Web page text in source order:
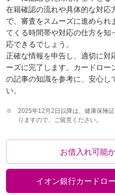
在籍確認の流れや具体的な対応
で、審査をスムーズに進められ
てくる時間帯や対応の仕方を知
応できるでしょう。
正確な情報を申告し、適切に対
ーズに完了します。カードロー
の記事の知識を参考に、安心し
い。
※
2025年12月2日以降は、健康保険
りますので、ご留意ください。
お借入れ可能
イオン銀行カードロ